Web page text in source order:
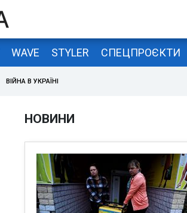
WAVE STYLER СПЕЦПРОЄКТИ
ВІЙНА В УКРАЇНІ
НОВИНИ